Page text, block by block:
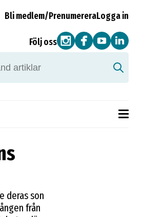
Bli medlem/PrenumereraLogga in
Följ oss
deras son
från